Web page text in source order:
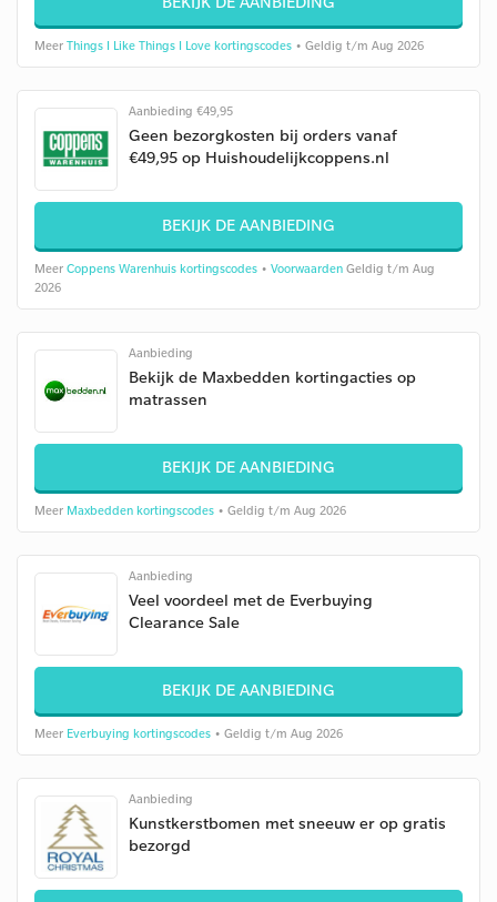
Meer Things I Like Things I Love kortingscodes • Geldig t/m Aug 2026
Aanbieding €49,95
Geen bezorgkosten bij orders vanaf
€49,95 op Huishoudelijkcoppens.nl
BEKIJK DE AANBIEDING
Meer Coppens Warenhuis kortingscodes • Voorwaarden Geldig t/m Aug
2026
Aanbieding
Bekijk de Maxbedden kortingacties op
matrassen
BEKIJK DE AANBIEDING
Meer Maxbedden kortingscodes • Geldig t/m Aug 2026
Aanbieding
Veel voordeel met de Everbuying
Clearance Sale
BEKIJK DE AANBIEDING
Meer Everbuying kortingscodes • Geldig t/m Aug 2026
Aanbieding
Kunstkerstbomen met sneeuw er op gratis
bezorgd